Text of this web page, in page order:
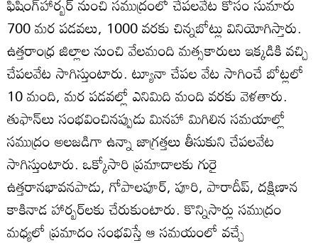
700 మర పడవలు, 1000 వరకు చిన్నబోట్లు వినియోగిస్తారు.
ఉత్తరాంధ్ర జిల్లాల నుంచి వేలమంది మత్సకారులు ఇక్కడికి వచ్చి
చేపలవేట సాగిస్తుంటారు. ట్యూనా చేపల వేట సాగించే బోట్లలో
10 మంది, మర పడవల్లో ఎనిమిది మంది వరకు వెళతారు.
తుఫాన్‌లు సంభవించినప్పుడు మినహా మిగిలిన సమయాల్లో
సముద్రం అలజడిగా ఉన్నా జాగ్రత్తలు తీసుకుని చేపలవేట
సాగిస్తుంటారు. ఒక్కోసారి ప్రమాదాలకు గురై
ఉత్తరానభావనపాడు, గోపాలపూర్‌, పూరి, పారాదీప్‌, దక్షిణాన
కాకినాడ హార్బర్‌లకు చేరుకుంటారు. కొన్నిసార్లు సముద్రం
మధ్యలో ప్రమాదం సంభవిస్తే ఆ సమయంలో వచ్చే